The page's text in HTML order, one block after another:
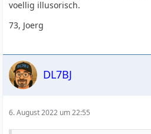
voellig illusorisch.
73, Joerg
DL7BJ
6. August 2022 um 22:55